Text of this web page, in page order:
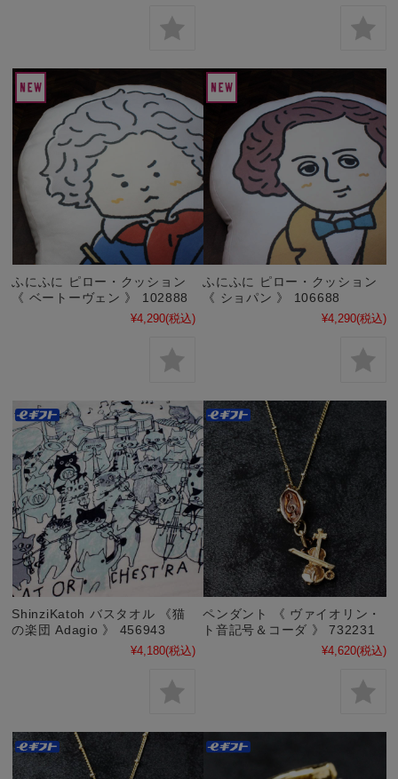
ふにふに ピロー・クッション
《 ベートーヴェン 》 102888
¥4,290(税込)
ふにふに ピロー・クッション
《 ショパン 》 106688
¥4,290(税込)
ShinziKatoh バスタオル 《猫
の楽団 Adagio 》 456943
¥4,180(税込)
ペンダント 《 ヴァイオリン・
ト音記号＆コーダ 》 732231
¥4,620(税込)